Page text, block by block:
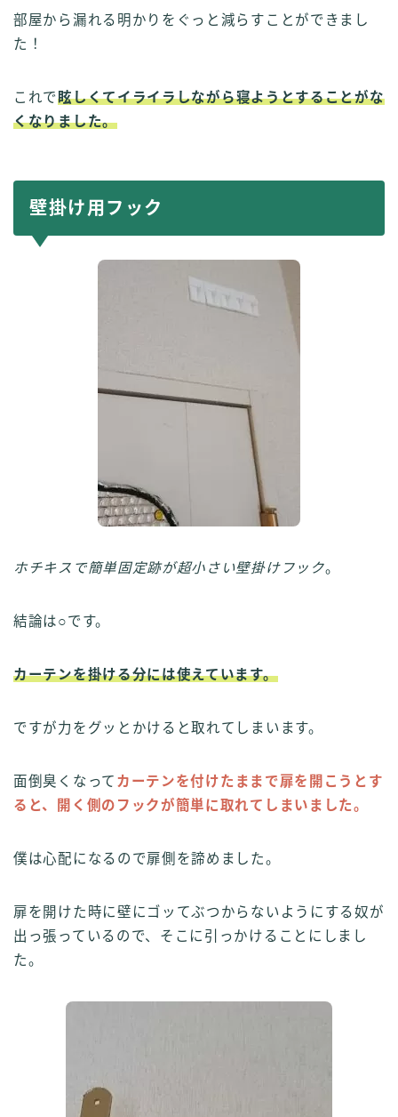
部屋から漏れる明かりをぐっと減らすことができまし
た！
これで眩しくてイライラしながら寝ようとすることがな
くなりました。
壁掛け用フック
ホチキスで簡単固定跡が超小さい壁掛けフック。
結論は○です。
カーテンを掛ける分には使えています。
ですが力をグッとかけると取れてしまいます。
面倒臭くなって カーテンを付けたままで扉を開こうとす
ると、開く側のフックが簡単に取れてしまいました。
僕は心配になるので扉側を諦めました。
扉を開けた時に壁にゴッてぶつからないようにする奴が
出っ張っているので、そこに引っかけることにしまし
た。